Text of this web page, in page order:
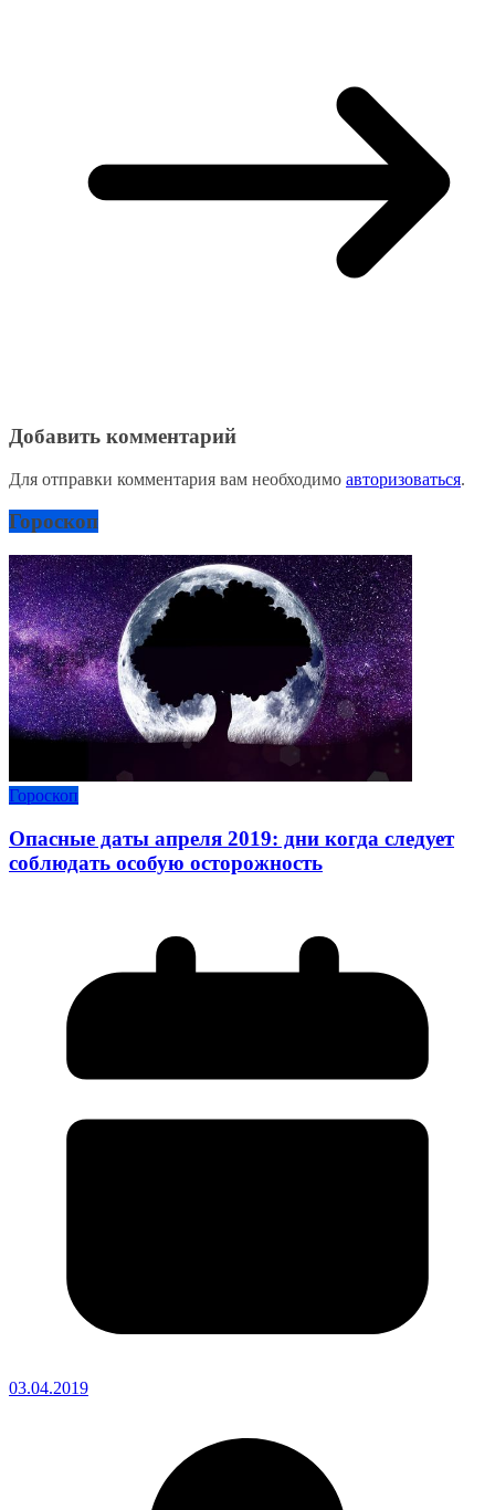
Добавить комментарий
Для отправки комментария вам необходимо авторизоваться.
Гороскоп
Гороскоп
Опасные даты апреля 2019: дни когда следует
соблюдать особую осторожность
03.04.2019